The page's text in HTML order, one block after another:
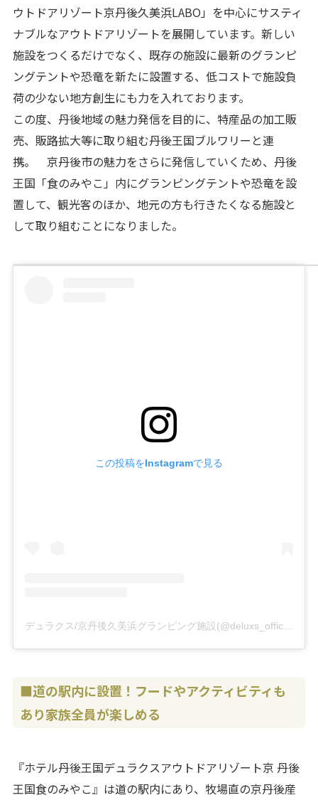
ウトドアリゾート京丹後久美浜LABO」を中心にサスティ
ナブルなアウトドアリゾートを展開しています。新しい
施設をつくるだけでなく、既存の施設に最新のグランピ
ングテントや恐竜を新たに設置する、低コストで施設負
荷の少ない地方創生にも力を入れております。
この度、丹後地域の魅力発信を目的に、特産品の加工販
売、販路拡大等に取り組む丹後王国ブルワリーと連
携。 京丹後市の魅力をさらに発信していくため、丹後
王国「食のみやこ」内にグランピングテントや恐竜を設
置して、観光客のほか、地元の方も行きたくなる施設と
して取り組むことになりました。
この投稿をInstagramで見る
デュラクス/京丹後久美浜グランピング施設(@deluxs_official)がシェアした投稿
■道の駅内に設置！フードやアクティビティも
あり家族全員が楽しめる
『ホテル丹後王国デュラクスアウトドアリゾート京 丹後
王国食のみやこ』は道の駅内にあり、牧場直の京丹後産